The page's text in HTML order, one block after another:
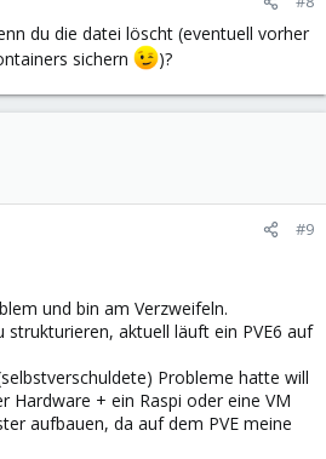
du die datei löscht (eventuell vorher
sichern
)?
#9
und bin am Verzweifeln.
strukturieren, aktuell läuft ein PVE6 auf
Probleme hatte will
Hardware + ein Raspi oder eine VM
aufbauen, da auf dem PVE meine